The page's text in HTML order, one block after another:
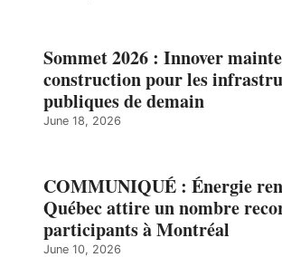
Sommet 2026 : Innover
construction pour les
publiques de demain
June 18, 2026
COMMUNIQUÉ : Énergie
Québec attire un nombre
participants à Montréal
June 10, 2026